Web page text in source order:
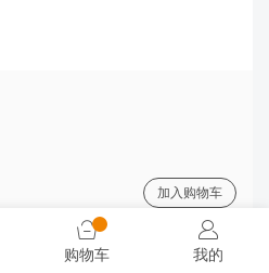
加入购物车
购物车 我的